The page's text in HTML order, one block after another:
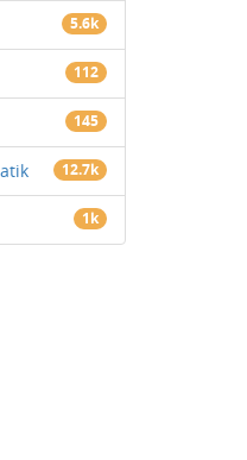
5.6k
112
145
12.7k
1k